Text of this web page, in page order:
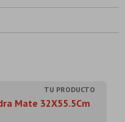
Mate 32X55.5Cm